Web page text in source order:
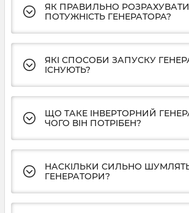
ЯК ПРАВИЛЬНО РОЗРАХУВАТИ
ПОТУЖНІСТЬ ГЕНЕРАТОРА?
ЯКІ СПОСОБИ ЗАПУСКУ
ІСНУЮТЬ?
ЩО ТАКЕ ІНВЕРТОРНИЙ
ЧОГО ВІН ПОТРІБЕН?
НАСКІЛЬКИ СИЛЬНО
ГЕНЕРАТОРИ?